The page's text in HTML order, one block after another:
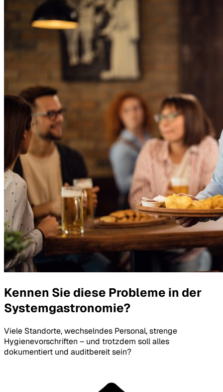
Kennen Sie diese Probleme in der
Systemgastronomie?
Viele Standorte, wechselndes Personal, strenge
Hygienevorschriften – und trotzdem soll alles
dokumentiert und auditbereit sein?